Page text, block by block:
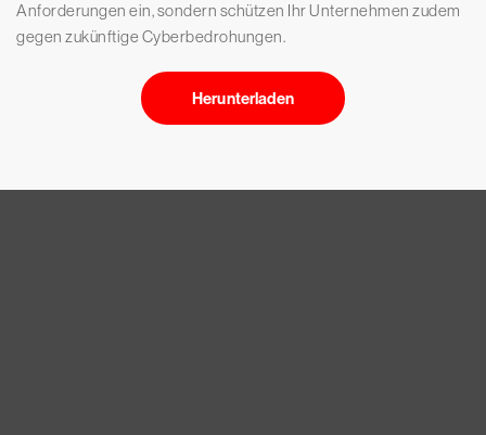
Anforderungen ein, sondern schützen Ihr Unternehmen zudem
gegen zukünftige Cyberbedrohungen.
Herunterladen